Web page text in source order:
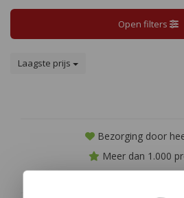
Open filters
Laagste prijs
Bezorging door
Meer dan 1.000